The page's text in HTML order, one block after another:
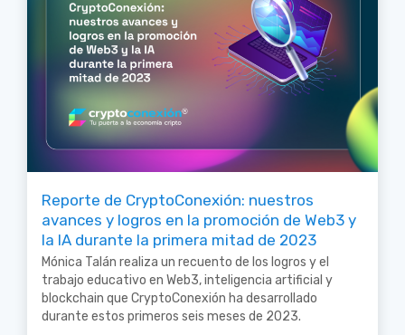
Reporte de CryptoConexión: nuestros
avances y logros en la promoción de Web3 y
la IA durante la primera mitad de 2023
Mónica Talán realiza un recuento de los logros y el
trabajo educativo en Web3, inteligencia artificial y
blockchain que CryptoConexión ha desarrollado
durante estos primeros seis meses de 2023.